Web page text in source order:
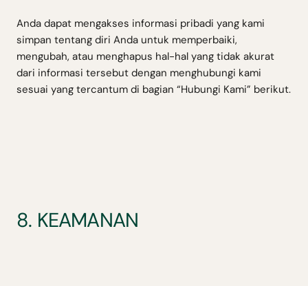
Anda dapat mengakses informasi pribadi yang kami
simpan tentang diri Anda untuk memperbaiki,
mengubah, atau menghapus hal-hal yang tidak akurat
dari informasi tersebut dengan menghubungi kami
sesuai yang tercantum di bagian “Hubungi Kami” berikut.
8. KEAMANAN